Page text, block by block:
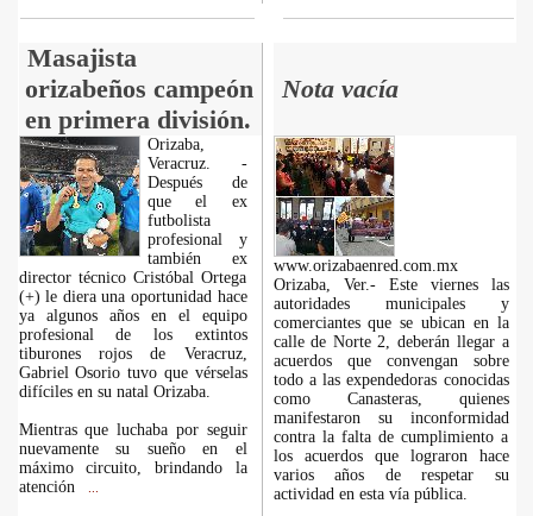
Masajista
orizabeños campeón
en primera división.
Nota vacía
Orizaba,
Veracruz. -
Después de
que el ex
futbolista
profesional y
también ex
director técnico Cristóbal Ortega
(+) le diera una oportunidad hace
ya algunos años en el equipo
profesional de los extintos
tiburones rojos de Veracruz,
Gabriel Osorio tuvo que vérselas
difíciles en su natal Orizaba.
Mientras que luchaba por seguir
nuevamente su sueño en el
máximo circuito, brindando la
atención
www.orizabaenred.com.mx
Orizaba, Ver.- Este viernes las
autoridades municipales y
comerciantes que se ubican en la
calle de Norte 2, deberán llegar a
acuerdos que convengan sobre
todo a las expendedoras conocidas
como Canasteras, quienes
manifestaron su inconformidad
contra la falta de cumplimiento a
los acuerdos que lograron hace
varios años de respetar su
actividad en esta vía pública.